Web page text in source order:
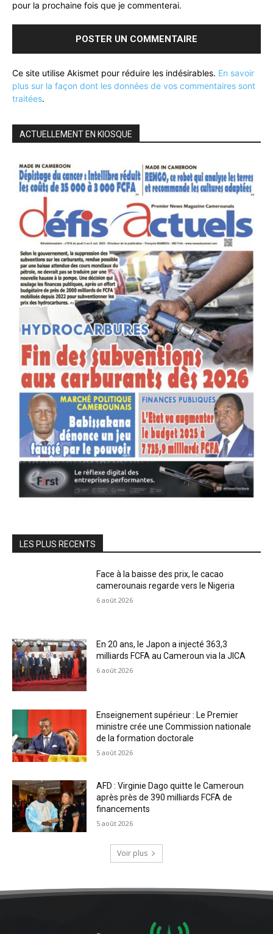
pour la prochaine fois que je commenterai.
Ce site utilise Akismet pour réduire les indésirables. En savoir
plus sur la façon dont les données de vos commentaires sont
traitées.
ACTUELLEMENT EN KIOSQUE
LES PLUS RECENTS
Face à la baisse des prix, le cacao
camerounais regarde vers le Nigeria
6 août 2026
En 20 ans, le Japon a injecté 363,3
milliards FCFA au Cameroun via la JICA
6 août 2026
Enseignement supérieur : Le Premier
ministre crée une Commission nationale
de la formation doctorale
5 août 2026
AFD : Virginie Dago quitte le Cameroun
après près de 390 milliards FCFA de
financements
5 août 2026
Voir plus